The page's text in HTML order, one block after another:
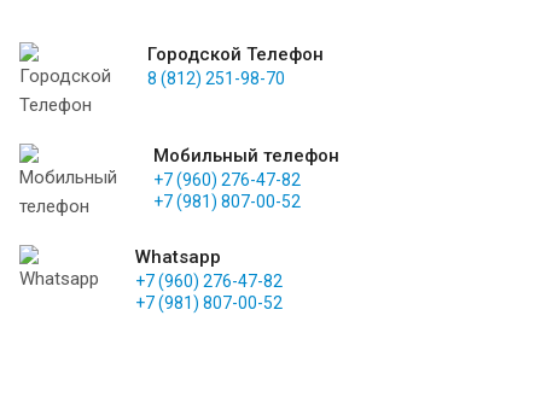
Городской Телефон
8 (812) 251-98-70
Мобильный телефон
+7 (960) 276-47-82
+7 (981) 807-00-52
Whatsapp
+7 (960) 276-47-82
+7 (981) 807-00-52